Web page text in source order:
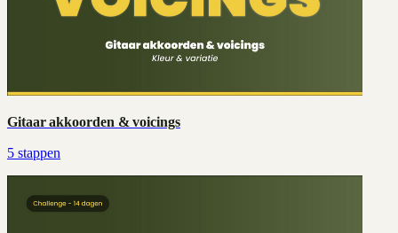
Gitaar akkoorden & voicings
5 stappen